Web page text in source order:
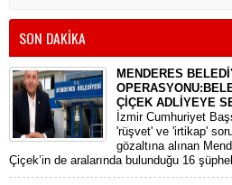
SON DAKİKA
MENDERES
ÇİÇEK ADLİYEYE
​İzmir Cumhuriyet
'rüşvet' ve 'irtikap'
gözaltına alınan
Çiçek’in de aralarında bulunduğu 16